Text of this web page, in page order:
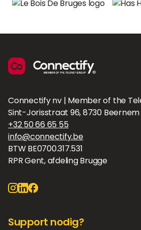
Connectify nv | Member of the
Sint-Jorisstraat 96, 8730 Beernem
+32 50 66 65 55
info@connectify.be
BTW BE0700.317.531
RPR Gent, afdeling Brugge
Support nodig?